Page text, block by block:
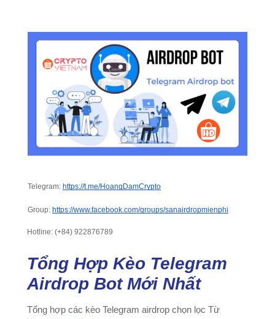
Telegram: https://t.me/HoangDamCrypto
Group: https://www.facebook.com/groups/sanairdropmienphi
Hotline: (+84) 922876789
Tổng Hợp Kèo Telegram
Airdrop Bot Mới Nhất
Tổng hợp các kèo Telegram airdrop chọn lọc Từ